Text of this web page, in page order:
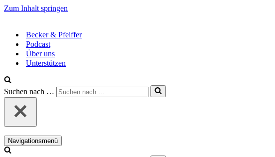
Zum Inhalt springen
Becker & Pfeiffer
Podcast
Über uns
Unterstützen
Suchen nach …
Navigationsmenü